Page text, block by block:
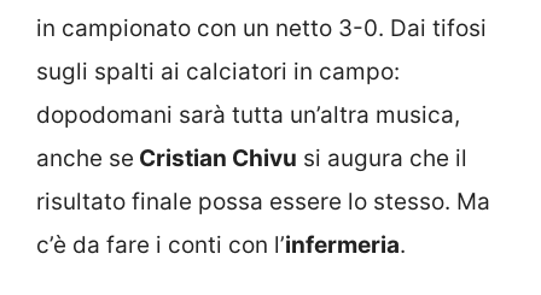
in campionato con un netto 3-0. Dai tifosi
sugli spalti ai calciatori in campo:
dopodomani sarà tutta un’altra musica,
anche se Cristian Chivu si augura che il
risultato finale possa essere lo stesso. Ma
c’è da fare i conti con l’infermeria.